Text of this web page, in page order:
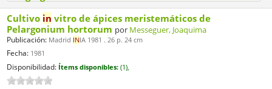
Cultivo in vitro de ápices meristemáticos de
Pelargonium hortorum por Messeguer, Joaquima
Publicación: Madrid INIA 1981 . 26 p. 24 cm
Fecha: 1981
Disponibilidad: Ítems disponibles: (1),